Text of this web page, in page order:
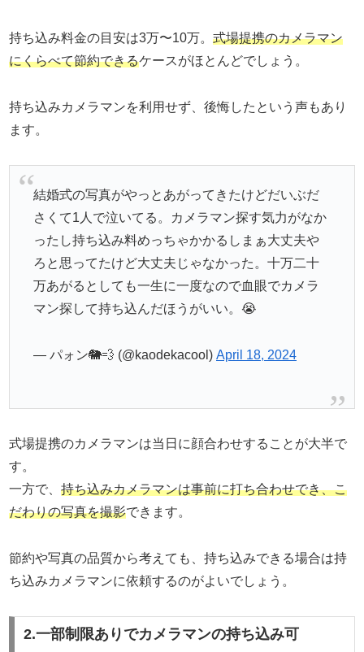
持ち込み料金の目安は3万〜10万。式場提携のカメラマン
にくらべて節約できるケースがほとんどでしょう。
持ち込みカメラマンを利用せず、後悔したという声もあり
ます。
結婚式の写真がやっとあがってきたけどだいぶだ
さくて1人で泣いてる。カメラマン探す気力がなか
ったし持ち込み料めっちゃかかるしまぁ大丈夫や
ろと思ってたけど大丈夫じゃなかった。十万二十
万あがるとしても一生に一度なので血眼でカメラ
マン探して持ち込んだほうがいい。😭
— パォン🐘💨 (@kaodekacool) April 18, 2024
式場提携のカメラマンは当日に顔合わせすることが大半で
す。
一方で、持ち込みカメラマンは事前に打ち合わせでき、こ
だわりの写真を撮影できます。
節約や写真の品質から考えても、持ち込みできる場合は持
ち込みカメラマンに依頼するのがよいでしょう。
2.一部制限ありでカメラマンの持ち込み可